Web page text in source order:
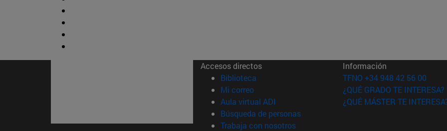
Accesos directos
Biblioteca (abre en nueva ventana)
Mi correo(abre en nueva ventana)
Aula virtual ADI (abre en nueva ventana)
Búsqueda de personas(abre en nueva ventana)
Trabaja con nosotros(abre en nueva ventana)
Información
TFNO +34 948 42 56 00
¿QUÉ GRADO TE INTERESA?
¿QUÉ MÁSTER TE